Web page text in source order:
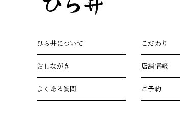
ひら井について こだわり
おしながき 店舗情報
よくある質問 ご予約